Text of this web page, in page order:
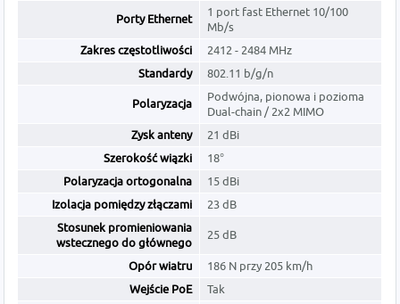
Porty Ethernet
1 port fast Ethernet 10/100
Mb/s
Zakres częstotliwości
2412 - 2484 MHz
Standardy
802.11 b/g/n
Polaryzacja
Podwójna, pionowa i pozioma
Dual-chain / 2x2 MIMO
Zysk anteny
21 dBi
Szerokość wiązki
18°
Polaryzacja ortogonalna
15 dBi
Izolacja pomiędzy złączami
23 dB
Stosunek promieniowania
wstecznego do głównego
25 dB
Opór wiatru
186 N przy 205 km/h
Wejście PoE
Tak